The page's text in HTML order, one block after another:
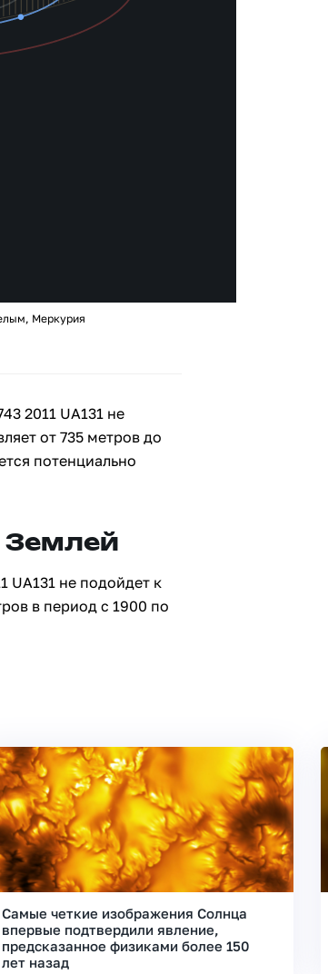
Меркурия
2011 UA131 не
от 735 метров до
потенциально
Землей
UA131 не подойдет к
в период с 1900 по
Самые четкие изображения Солнца
впервые подтвердили явление,
предсказанное физиками более 150
лет назад